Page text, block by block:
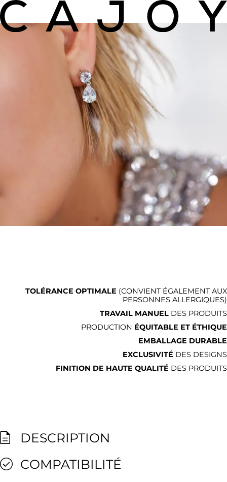
TOLÉRANCE OPTIMALE (CONVIENT ÉGALEMENT AUX
PERSONNES ALLERGIQUES)
TRAVAIL MANUEL DES PRODUITS
PRODUCTION ÉQUITABLE ET ÉTHIQUE
EMBALLAGE DURABLE
EXCLUSIVITÉ DES DESIGNS
FINITION DE HAUTE QUALITÉ DES PRODUITS
DESCRIPTION
COMPATIBILITÉ